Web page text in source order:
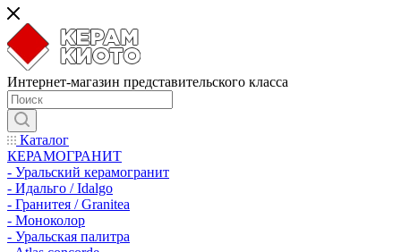
Интернет-магазин представительского класса
Каталог
КЕРАМОГРАНИТ
- Уральский керамогранит
- Идальго / Idalgo
- Гранитея / Granitea
- Моноколор
- Уральская палитра